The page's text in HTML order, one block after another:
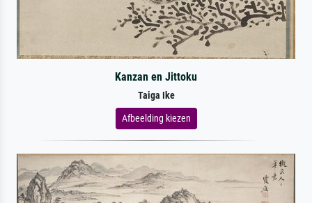
Kanzan en Jittoku
Taiga Ike
Afbeelding kiezen